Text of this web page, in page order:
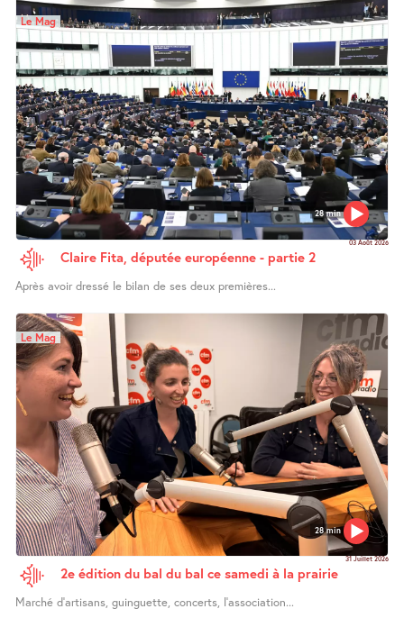
28 min
Le Mag
03 Août 2026
Claire Fita, députée européenne - partie 2
Après avoir dressé le bilan de ses deux premières...
28 min
Le Mag
31 Juillet 2026
2e édition du bal du bal ce samedi à la prairie
Marché d’artisans, guinguette, concerts, l’association...